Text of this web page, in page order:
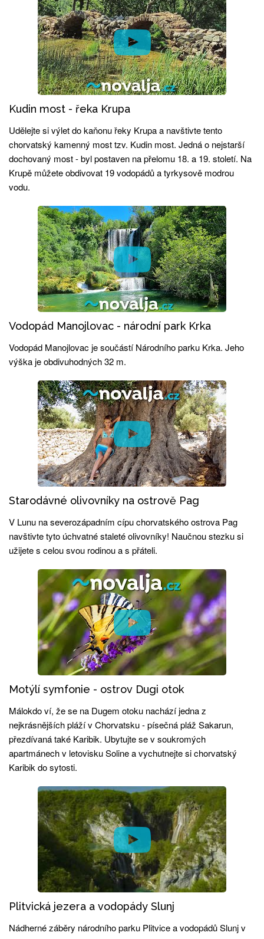
Kudin most - řeka Krupa
Udělejte si výlet do kaňonu řeky Krupa a navštivte tento
chorvatský kamenný most tzv. Kudin most. Jedná o nejstarší
dochovaný most - byl postaven na přelomu 18. a 19. století. Na
Krupě můžete obdivovat 19 vodopádů a tyrkysově modrou
vodu.
Vodopád Manojlovac - národní park Krka
Vodopád Manojlovac je součástí Národního parku Krka. Jeho
výška je obdivuhodných 32 m.
Starodávné olivovníky na ostrově Pag
V Lunu na severozápadním cípu chorvatského ostrova Pag
navštivte tyto úchvatné staleté olivovníky! Naučnou stezku si
užijete s celou svou rodinou a s přáteli.
Motýlí symfonie - ostrov Dugi otok
Málokdo ví, že se na Dugem otoku nachází jedna z
nejkrásnějších pláží v Chorvatsku - písečná pláž Sakarun,
přezdívaná také Karibik. Ubytujte se v soukromých
apartmánech v letovisku Soline a vychutnejte si chorvatský
Karibik do sytosti.
Plitvická jezera a vodopády Slunj
Nádherné záběry národního parku Plitvice a vodopádů Slunj v